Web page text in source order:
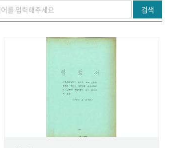
검색